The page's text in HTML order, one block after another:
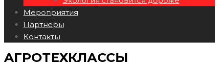
Мероприятия
Партнёры
Контакты
АГРОТЕХКЛАССЫ